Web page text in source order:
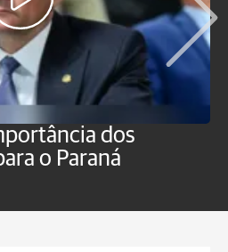
dos
o Paraná